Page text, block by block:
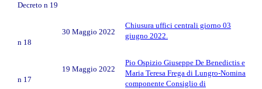
Decreto n 19
n 18
30 Maggio 2022
Chiusura uffici centrali giorno 03
giugno 2022.
n 17
19 Maggio 2022
Pio Ospizio Giuseppe De Benedictis e
Maria Teresa Frega di Lungro-Nomina
componente Consiglio di